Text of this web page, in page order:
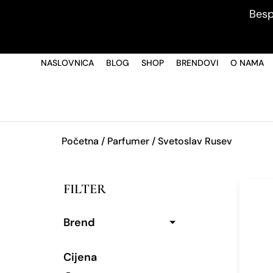
NASLOVNICA BLOG SHOP BRENDOVI O NAMA
Početna / Parfumer / Svetoslav Rusev
FILTER
Brend
Cijena